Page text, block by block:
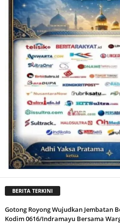
BERITA TERKINI
Gotong Royong Wujudkan Jembatan
Kodim 0616/Indramayu Bersama